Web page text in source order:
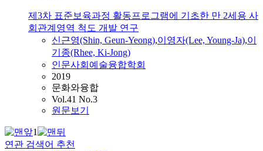
제3차 표준보육과정 활동프로그램에 기초한 만 2세용 사
회관계영역 척도 개발 연구
신근영(Shin, Geun-Yeong),이영자(Lee, Young-Ja),이
기종(Rhee, Ki-Jong)
인문사회예술융합학회
2019
문화와융합
Vol.41 No.3
원문보기
1
연관 검색어 추천